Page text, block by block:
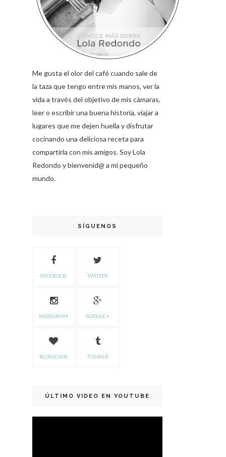
Me gusta el olor del café cuando sale de
la taza que tengo entre mis manos, ver la
vida a través del objetivo de mis cámaras,
leer o escribir una buena historia, viajar a
lugares que me dejen huella y disfrutar
cocinando una deliciosa receta para
compartirla con mis amigos. Soy Lola
Redondo y bienvenid@ a mi pequeño
mundo.
SÍGUENOS
FACEBOOK TWITTER
INSTAGRAM GOOGLE +
BLOGLOVIN TUMBLR
ÚLTIMO VIDEO EN YOUTUBE